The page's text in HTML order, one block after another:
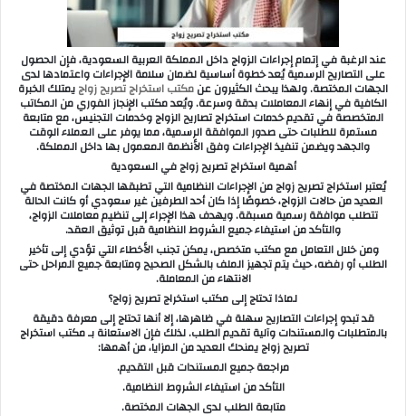
ا
إ
ل
ك
ر
ن
ي
ا
عند الرغبة في إتمام إجراءات الزواج داخل المملكة العربية السعودية، فإن الحصول
على التصاريح الرسمية يُعد خطوة أساسية لضمان سلامة الإجراءات واعتمادها لدى
الجهات المختصة. ولهذا يبحث الكثيرون عنمكتب استخراج تصريح زواجيمتلك الخبرة
الكافية في إنهاء المعاملات بدقة وسرعة. ويُعد مكتب الإنجاز الفوري من المكاتب
المتخصصة في تقديم خدمات استخراج تصاريح الزواج وخدمات التجنيس، مع متابعة
مستمرة للطلبات حتى صدور الموافقة الرسمية، مما يوفر على العملاء الوقت
والجهد ويضمن تنفيذ الإجراءات وفق الأنظمة المعمول بها داخل المملكة.
أهمية استخراج تصريح زواج في السعودية
يُعتبر استخراج تصريح زواج من الإجراءات النظامية التي تطبقها الجهات المختصة في
العديد من حالات الزواج، خصوصًا إذا كان أحد الطرفين غير سعودي أو كانت الحالة
تتطلب موافقة رسمية مسبقة. ويهدف هذا الإجراء إلى تنظيم معاملات الزواج،
والتأكد من استيفاء جميع الشروط النظامية قبل توثيق العقد.
ومن خلال التعامل مع مكتب متخصص، يمكن تجنب الأخطاء التي تؤدي إلى تأخير
الطلب أو رفضه، حيث يتم تجهيز الملف بالشكل الصحيح ومتابعة جميع المراحل حتى
الانتهاء من المعاملة.
لماذا تحتاج إلى مكتب استخراج تصريح زواج؟
قد تبدو إجراءات التصاريح سهلة في ظاهرها، إلا أنها تحتاج إلى معرفة دقيقة
بالمتطلبات والمستندات وآلية تقديم الطلب. لذلك فإن الاستعانة بـ مكتب استخراج
تصريح زواج يمنحك العديد من المزايا، من أهمها:
مراجعة جميع المستندات قبل التقديم.
التأكد من استيفاء الشروط النظامية.
متابعة الطلب لدى الجهات المختصة.